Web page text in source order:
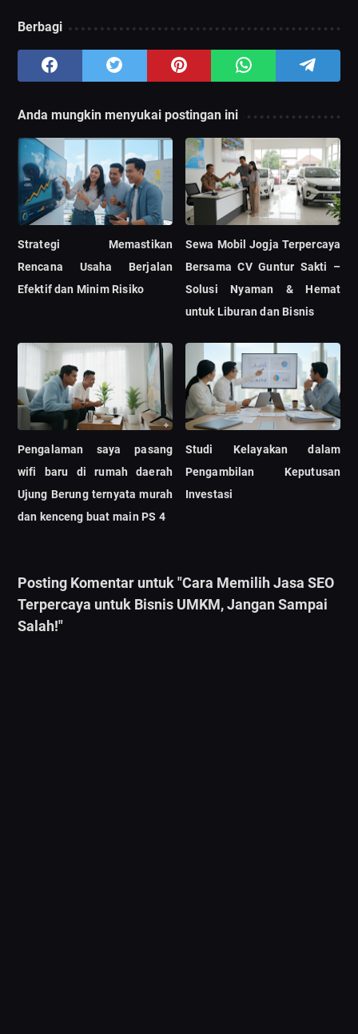
Berbagi
Anda mungkin menyukai postingan ini
Strategi Memastikan
Rencana Usaha Berjalan
Efektif dan Minim Risiko
Sewa Mobil Jogja Terpercaya
Bersama CV Guntur Sakti –
Solusi Nyaman & Hemat
untuk Liburan dan Bisnis
Pengalaman saya pasang
wifi baru di rumah daerah
Ujung Berung ternyata murah
dan kenceng buat main PS 4
Studi Kelayakan dalam
Pengambilan Keputusan
Investasi
Posting Komentar untuk "Cara Memilih Jasa SEO
Terpercaya untuk Bisnis UMKM, Jangan Sampai
Salah!"